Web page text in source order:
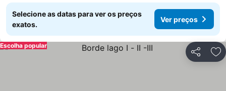
Selecione as datas para ver os preços
exatos.
Ver preços
Partilhar
Escolha popular